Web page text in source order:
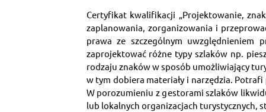
Certyfikat kwalifikacji „Projektowanie,
zaplanowania, zorganizowania i
prawa ze szczególnym
zaprojektować różne typy szlaków np.
rodzaju znaków w sposób umożliwiający
w tym dobiera materiały i narzędzia.
W porozumieniu z gestorami szlaków
lub lokalnych organizacjach turystycznych,